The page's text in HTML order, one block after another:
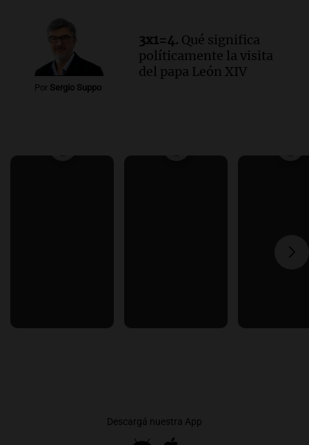
Por Sergio Suppo
3x1=4. Qué significa
políticamente la visita
del papa León XIV
Descargá nuestra App